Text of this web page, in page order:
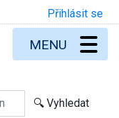
Přihlásit se
MENU